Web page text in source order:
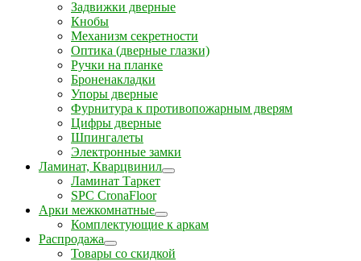
Задвижки дверные
Кнобы
Механизм секретности
Оптика (дверные глазки)
Ручки на планке
Броненакладки
Упоры дверные
Фурнитура к противопожарным дверям
Цифры дверные
Шпингалеты
Электронные замки
Ламинат, Кварцвинил
Ламинат Таркет
SPC CronaFloor
Арки межкомнатные
Комплектующие к аркам
Распродажа
Товары со скидкой